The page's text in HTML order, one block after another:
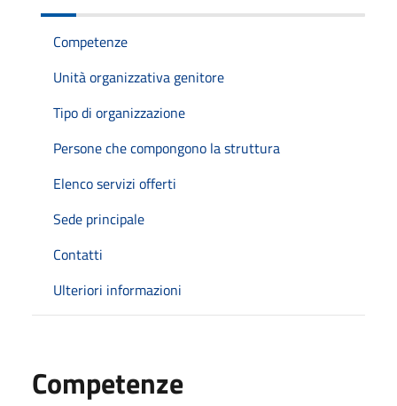
Competenze
Unità organizzativa genitore
Tipo di organizzazione
Persone che compongono la struttura
Elenco servizi offerti
Sede principale
Contatti
Ulteriori informazioni
Competenze